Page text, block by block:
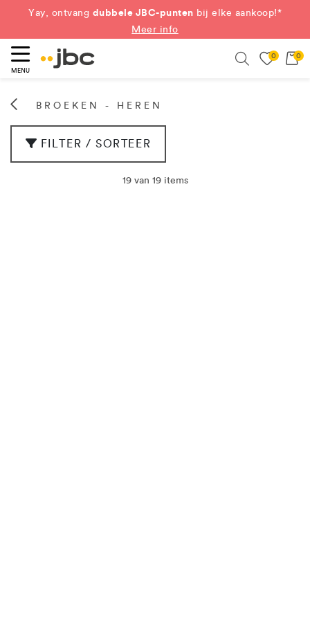
Yay, ontvang dubbele JBC-punten bij elke aankoop!*
Meer info
MENU
0 0
BROEKEN - HEREN
FILTER / SORTEER
19 van 19 items